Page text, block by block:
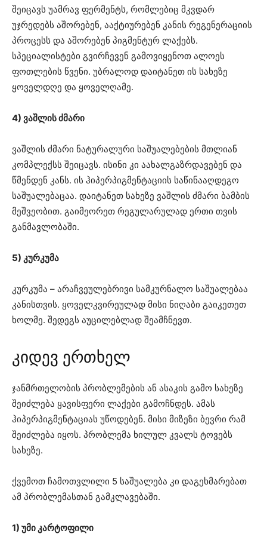
შეიცავს უამრავ ფერმენტს, რომლებიც მკვდარ
უჯრედებს აშორებენ, ააქტიურებენ კანის რეგენერაციის
პროცესს და აშორებენ პიგმენტურ ლაქებს.
სპეციალისტები გვირჩევენ გამოვიყენოთ ალოეს
ფოთლების წვენი. უბრალოდ დაიტანეთ ის სახეზე
ყოველდღე და ყოველღამე.
4) ვაშლის ძმარი
ვაშლის ძმარი ნატურალური საშუალებების მთლიან
კომპლექსს შეიცავს. ისინი კი აახალგაზრდავებენ და
წმენდენ კანს. ის ჰიპერპიგმენტაციის საწინააღდეგო
საშუალებაცაა. დაიტანეთ სახეზე ვაშლის ძმარი ბამბის
მეშვეობით. გაიმეორეთ რეგულარულად ერთი თვის
განმავლობაში.
5) კურკუმა
კურკუმა – არაჩვეულებრივი სამკურნალო საშუალებაა
კანისთვის. ყოველკვირეულად მისი ნიღაბი გაიკეთეთ
ხოლმე. შედეგს აუცილებლად შეამჩნევთ.
კიდევ ერთხელ
ჯანმრთელობის პრობლემების ან ასაკის გამო სახეზე
შეიძლება ყავისფერი ლაქები გამოჩნდეს. ამას
ჰიპერპიგმენტაციას უწოდებენ. მისი მიზეზი ბევრი რამ
შეიძლება იყოს. პრობლემა ხილულ კვალს ტოვებს
სახეზე.
ქვემოთ ჩამოთვლილი 5 საშუალება კი დაგეხმარებათ
ამ პრობლემასთან გამკლავებაში.
1) უმი კარტოფილი